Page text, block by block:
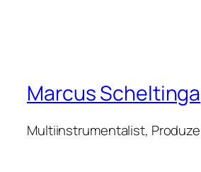
Marcus Scheltinga
Multiinstrumentalist,